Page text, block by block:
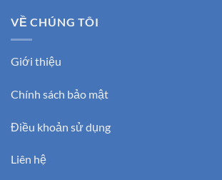
VỀ CHÚNG TÔI
Giới thiệu
Chính sách bảo mật
Điều khoản sử dụng
Liên hệ